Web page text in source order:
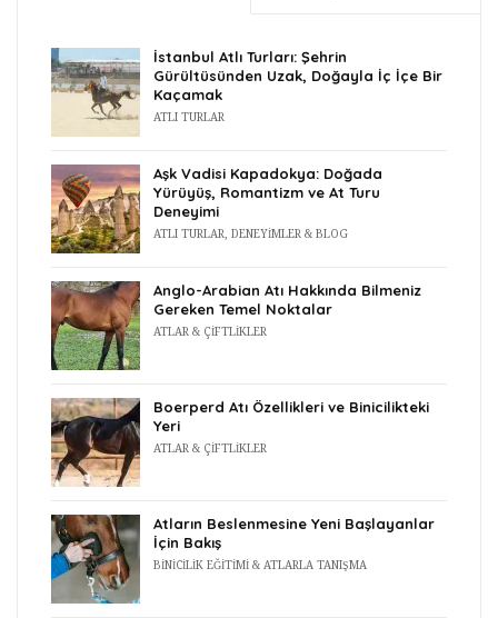
İstanbul Atlı Turları: Şehrin
Gürültüsünden Uzak, Doğayla İç İçe Bir
Kaçamak
ATLI TURLAR
Aşk Vadisi Kapadokya: Doğada
Yürüyüş, Romantizm ve At Turu
Deneyimi
ATLI TURLAR DENEYIMLER & BLOG
Anglo-Arabian Atı Hakkında Bilmeniz
Gereken Temel Noktalar
ATLAR & ÇIFTLIKLER
Boerperd Atı Özellikleri ve Binicilikteki
Yeri
ATLAR & ÇIFTLIKLER
Atların Beslenmesine Yeni Başlayanlar
İçin Bakış
BINICILIK EĞITIMI & ATLARLA TANIŞMA